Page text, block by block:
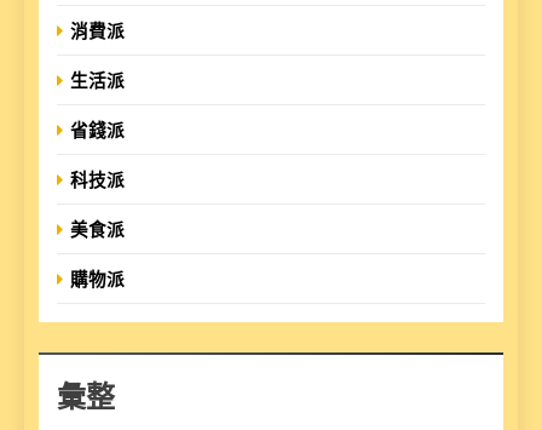
消費派
生活派
省錢派
科技派
美食派
購物派
彙整